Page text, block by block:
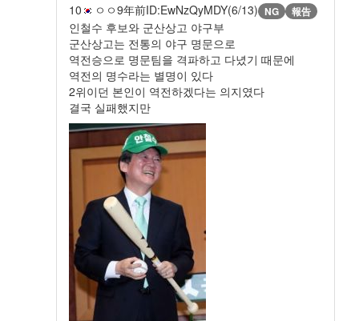
10 ㅇㅇ9年前ID:EwNzQyMDY(6/13) NG 報告
인철수 후보와 군산상고 야구부
군산상고는 전통의 야구 명문으로
역전승으로 명문팀을 격파하고 다녔기 때문에
역전의 명수라는 별명이 있다
2위이던 본인이 역전하겠다는 의지였다
결국 실패했지만